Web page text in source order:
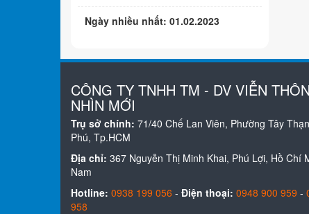
Ngày nhiều nhất: 01.02.2023
CÔNG TY TNHH TM - DV VIỄN
NHÌN MỚI
Trụ sở chính: 71/40 Chế Lan Viên, Phường Tây
Phú, Tp.HCM
Địa chỉ: 367 Nguyễn Thị Minh Khai, Phú Lợi, Hồ Chí
Nam
Hotline: 0938 199 056 - Điện thoại: 0948 900 959 -
958